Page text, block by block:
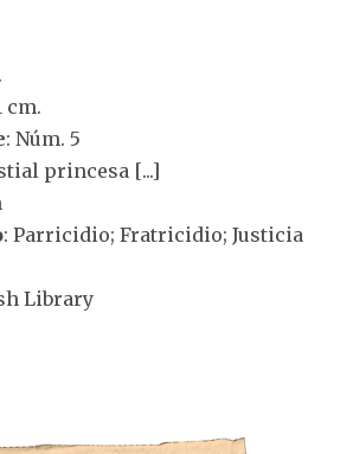
cm.
: Núm. 5
princesa [...]
: Parricidio; Fratricidio; Justicia
Library